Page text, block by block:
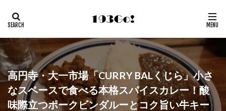
高円寺・大一市場「CURRY BALくじら」小さ
なスペースで食べる本格スパイスカレー！酸
味際立つポークビンダルーとコク旨い牛キー